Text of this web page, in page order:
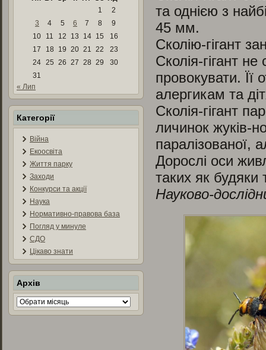
1
2
3
4 5 6 7 8
9
10
11 12 13 14 15
16
17
18 19 20 21 22
23
24 25 26 27 28 29
30
31
« Лип
Категорії
Війна
Екоосвіта
Життя парку
Заходи
Конкурси та акції
Наука
Нормативно-правова база
Погляд у минуле
СДО
Цікаво знати
Архів
Архів
та однією з
45 мм.
Сколію-гігант
Сколія-гігант
провокувати. Її
алергикам та
Сколія-гігант
личинок жуків-
паралізованої,
Дорослі оси
таких як будяки
Науково-